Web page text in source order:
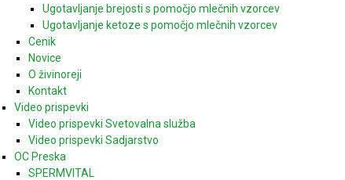
Ugotavljanje brejosti s pomočjo mlečnih vzorcev
Ugotavljanje ketoze s pomočjo mlečnih vzorcev
Cenik
Novice
O živinoreji
Kontakt
Video prispevki
Video prispevki Svetovalna služba
Video prispevki Sadjarstvo
OC Preska
SPERMVITAL